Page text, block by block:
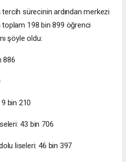
sürecinin ardından merkezi
toplam 198 bin 899 öğrenci
şöyle oldu:
886
bin 210
43 bin 706
liseleri: 46 bin 397